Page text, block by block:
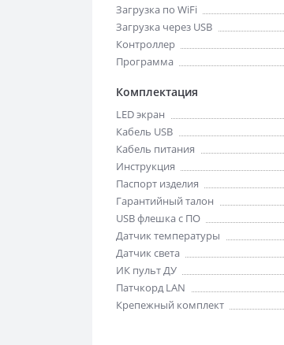
Загрузка по WiFi
Загрузка через USB
Контроллер
Программа
Комплектация
LED экран
Кабель USB
Кабель питания
Инструкция
Паспорт изделия
Гарантийный талон
USB флешка с ПО
Датчик температуры
Датчик света
ИК пульт ДУ
Патчкорд LAN
Крепежный комплект